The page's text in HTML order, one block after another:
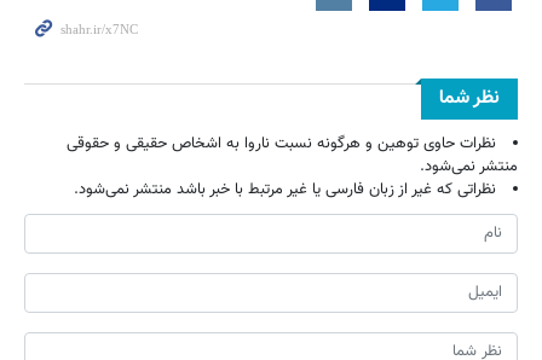
نظر شما
نظرات حاوی توهین و هرگونه نسبت ناروا به اشخاص حقیقی و حقوقی
منتشر نمی‌شود.
نظراتی که غیر از زبان فارسی یا غیر مرتبط با خبر باشد منتشر نمی‌شود.